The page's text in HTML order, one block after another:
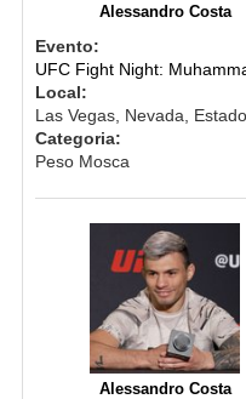
Alessandro Costa
Evento:
UFC Fight Night:
Local:
Las Vegas, Nevada,
Categoria:
Peso Mosca
Alessandro Costa